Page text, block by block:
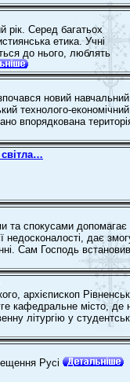
рік. Серед багатьох
етика. Учні
до нього, люблять
новий навчальний
технолого-економічний
впорядкована
та спокусами допомагає
дає
Сам Господь встановив
архієпископ
кафедральне місто, де
літургію у
Русі